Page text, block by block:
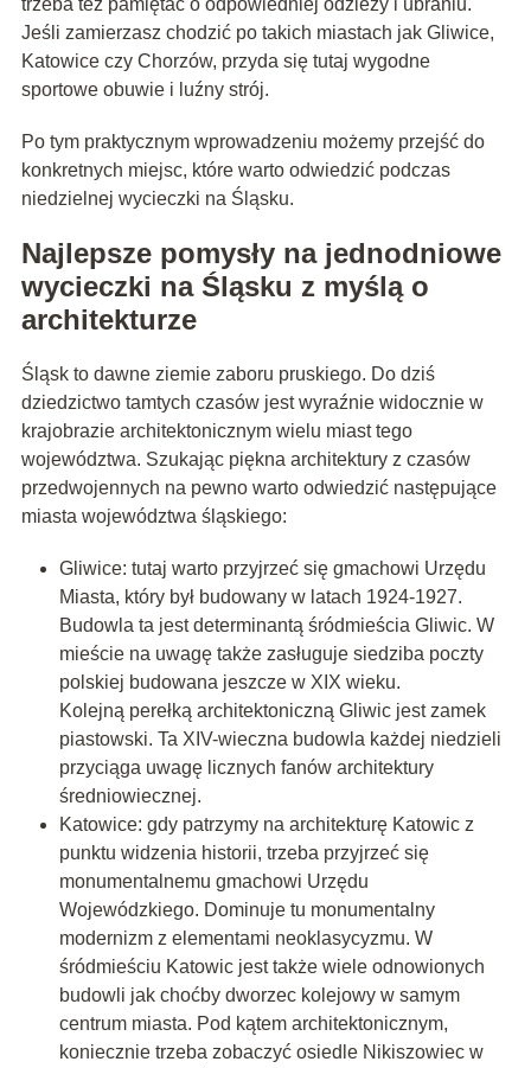
Jeśli zamierzasz chodzić po takich miastach jak Gliwice,
Katowice czy Chorzów, przyda się tutaj wygodne
sportowe obuwie i luźny strój.
Po tym praktycznym wprowadzeniu możemy przejść do
konkretnych miejsc, które warto odwiedzić podczas
niedzielnej wycieczki na Śląsku.
Najlepsze pomysły na jednodniowe
wycieczki na Śląsku z myślą o
architekturze
Śląsk to dawne ziemie zaboru pruskiego. Do dziś
dziedzictwo tamtych czasów jest wyraźnie widocznie w
krajobrazie architektonicznym wielu miast tego
województwa. Szukając piękna architektury z czasów
przedwojennych na pewno warto odwiedzić następujące
miasta województwa śląskiego:
Gliwice: tutaj warto przyjrzeć się gmachowi Urzędu
Miasta, który był budowany w latach 1924-1927.
Budowla ta jest determinantą śródmieścia Gliwic. W
mieście na uwagę także zasługuje siedziba poczty
polskiej budowana jeszcze w XIX wieku.
Kolejną perełką architektoniczną Gliwic jest zamek
piastowski. Ta XIV-wieczna budowla każdej niedzieli
przyciąga uwagę licznych fanów architektury
średniowiecznej.
Katowice: gdy patrzymy na architekturę Katowic z
punktu widzenia historii, trzeba przyjrzeć się
monumentalnemu gmachowi Urzędu
Wojewódzkiego. Dominuje tu monumentalny
modernizm z elementami neoklasycyzmu. W
śródmieściu Katowic jest także wiele odnowionych
budowli jak choćby dworzec kolejowy w samym
centrum miasta. Pod kątem architektonicznym,
koniecznie trzeba zobaczyć osiedle Nikiszowiec w